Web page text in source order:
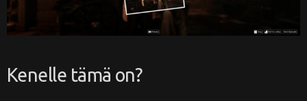
Kenelle tämä on?